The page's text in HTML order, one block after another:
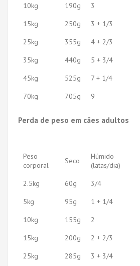
10kg
190g 3
15kg
250g 3 + 1/3
25kg
355g 4 + 2/3
35kg
440g 5 + 3/4
45kg
525g 7 + 1/4
70kg
705g 9
Perda de peso em cães adultos
Peso
corporal
Seco
Húmido
(latas/dia)
2.5kg
60g 3/4
5kg
95g 1 + 1/4
10kg
155g 2
15kg
200g 2 + 2/3
25kg
285g 3 + 3/4